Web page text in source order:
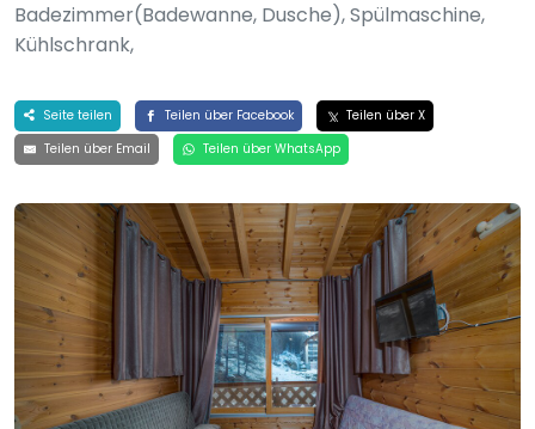
Badezimmer(Badewanne, Dusche), Spülmaschine,
Kühlschrank,
Seite teilen Teilen über Facebook
Teilen über X
Teilen über Email
Teilen über WhatsApp